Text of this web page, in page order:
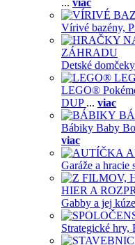
... viac
Vírivé bazény,
ZÁHRADU
Detské
LEGO®
DUP ... viac
Bábiky Baby
viac
Garáže a hracie
HIER A
Gabby a jej
Strategické hry,